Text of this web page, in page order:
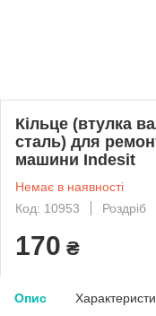
Кільце (втулка
сталь) для
машини Indesit
Немає в наявності
Код: 10953
Роздріб
170 ₴
Опис